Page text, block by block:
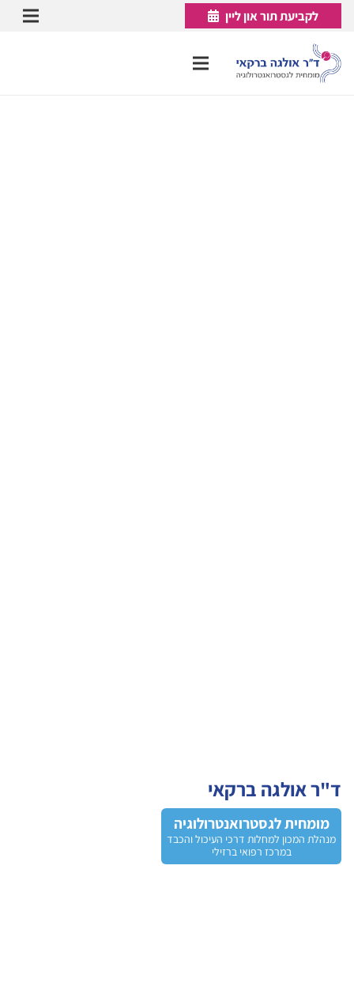
לקביעת תור און ליין
ד"ר אולגה ברקאי
מומחית לגסטרואנטרולוגיה
מנהלת המכון למחלות דרכי העיכול והכבד
במרכז רפואי ברזילי